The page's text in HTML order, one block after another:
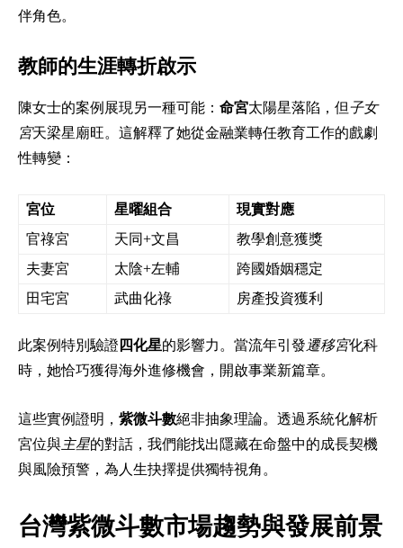
伴角色。
教師的生涯轉折啟示
陳女士的案例展現另一種可能： 命宮太陽星落陷，但子女
宮天梁星廟旺。這解釋了她從金融業轉任教育工作的戲劇
性轉變：
宮位 星曜組合
現實對應
官祿宮
天同+文昌
教學創意獲獎
夫妻宮
太陰+左輔
跨國婚姻穩定
田宅宮
武曲化祿 房產投資獲利
此案例特別驗證 四化星的影響力。當流年引發遷移宮化科
時，她恰巧獲得海外進修機會，開啟事業新篇章。
這些實例證明， 紫微斗數絕非抽象理論。透過系統化解析
宮位與主星的對話，我們能找出隱藏在命盤中的成長契機
與風險預警，為人生抉擇提供獨特視角。
台灣紫微斗數市場趨勢與發展前景